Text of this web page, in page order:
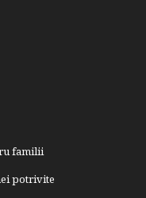
familii
potrivite